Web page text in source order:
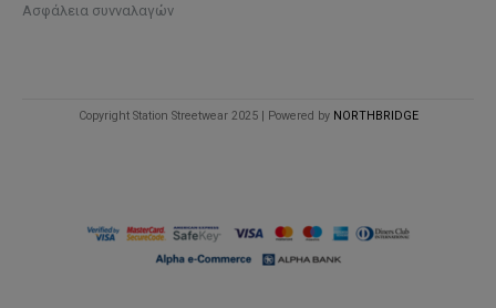
Ασφάλεια συνναλαγών
Copyright Station Streetwear 2025 | Powered by NORTHBRIDGE